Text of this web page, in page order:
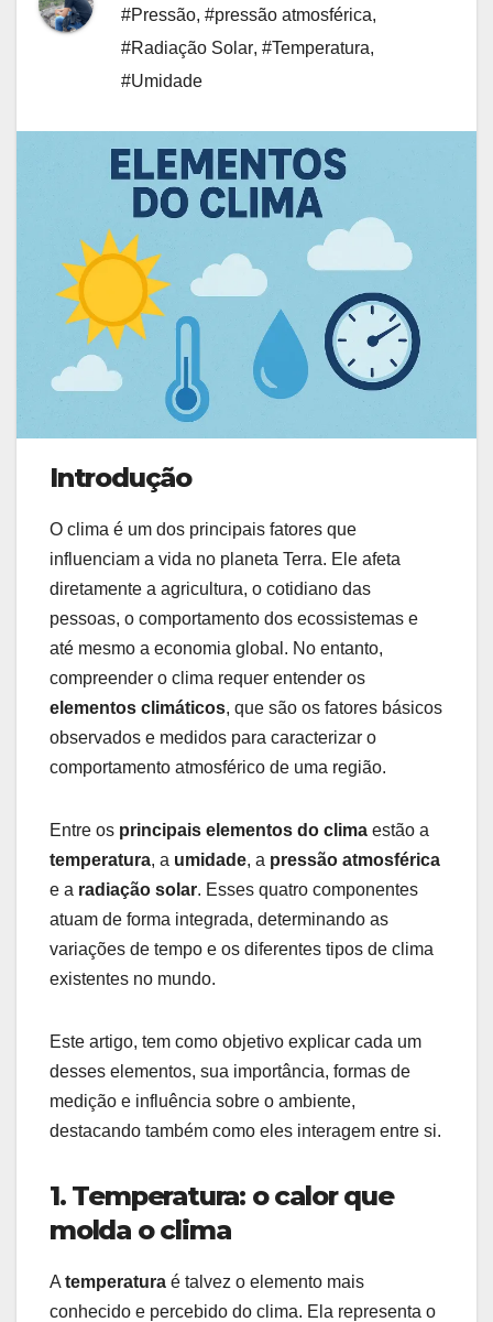
#Pressão, #pressão atmosférica,
#Radiação Solar, #Temperatura,
#Umidade
Introdução
O clima é um dos principais fatores que
influenciam a vida no planeta Terra. Ele afeta
diretamente a agricultura, o cotidiano das
pessoas, o comportamento dos ecossistemas e
até mesmo a economia global. No entanto,
compreender o clima requer entender os
elementos climáticos, que são os fatores básicos
observados e medidos para caracterizar o
comportamento atmosférico de uma região.
Entre os principais elementos do clima estão a
temperatura, a umidade, a pressão atmosférica
e a radiação solar. Esses quatro componentes
atuam de forma integrada, determinando as
variações de tempo e os diferentes tipos de clima
existentes no mundo.
Este artigo, tem como objetivo explicar cada um
desses elementos, sua importância, formas de
medição e influência sobre o ambiente,
destacando também como eles interagem entre si.
1. Temperatura: o calor que
molda o clima
A temperatura é talvez o elemento mais
conhecido e percebido do clima. Ela representa o